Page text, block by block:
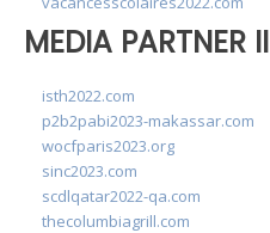
MEDIA PARTNER II
isth2022.com
p2b2pabi2023-makassar.com
wocfparis2023.org
sinc2023.com
scdlqatar2022-qa.com
thecolumbiagrill.com